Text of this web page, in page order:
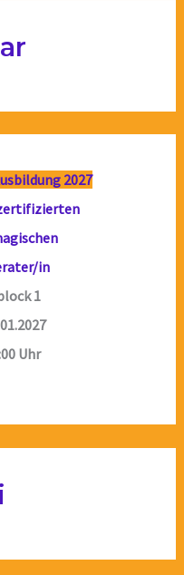
2027
in
1
Uhr